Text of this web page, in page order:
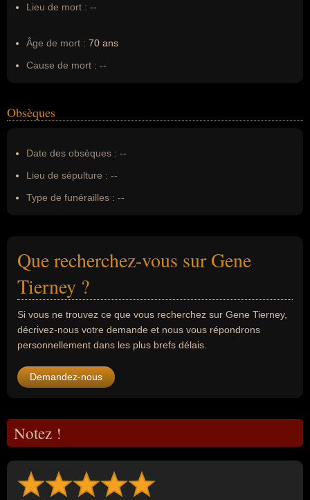
Lieu de mort : --
Âge de mort : 70 ans
Cause de mort : --
Obsèques
Date des obsèques : --
Lieu de sépulture : --
Type de funérailles : --
Que recherchez-vous sur Gene
Tierney ?
Si vous ne trouvez ce que vous recherchez sur Gene Tierney,
décrivez-nous votre demande et nous vous répondrons
personnellement dans les plus brefs délais.
Demandez-nous
Notez !